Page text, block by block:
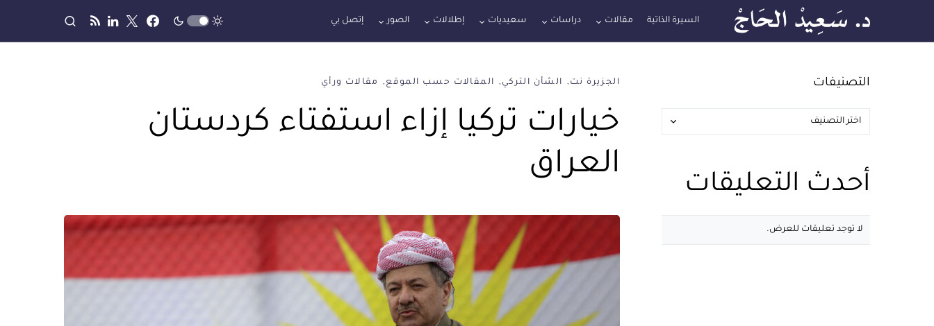
السيرة الذاتية مقالات دراسات سعيديات إطلالات الصور إتصل بي
الجزيرة نت الشأن التركي المقالات حسب الموقع مقالات ورأي
خيارات تركيا إزاء استفتاء كردستان
العراق
التصنيفات
أحدث التعليقات
لا توجد تعليقات للعرض.